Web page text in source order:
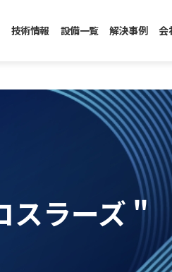
技術情報 設備一覧 解決事例 会
ラーズ "